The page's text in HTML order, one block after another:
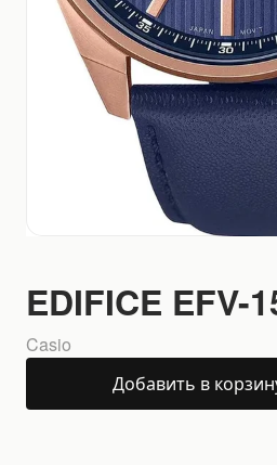
EDIFICE EFV-
Casio
Добавить в